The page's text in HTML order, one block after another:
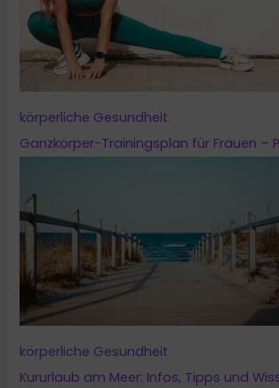
körperliche Gesundheit
Ganzkörper-Trainingsplan für Frauen –
körperliche Gesundheit
Kururlaub am Meer: Infos, Tipps und